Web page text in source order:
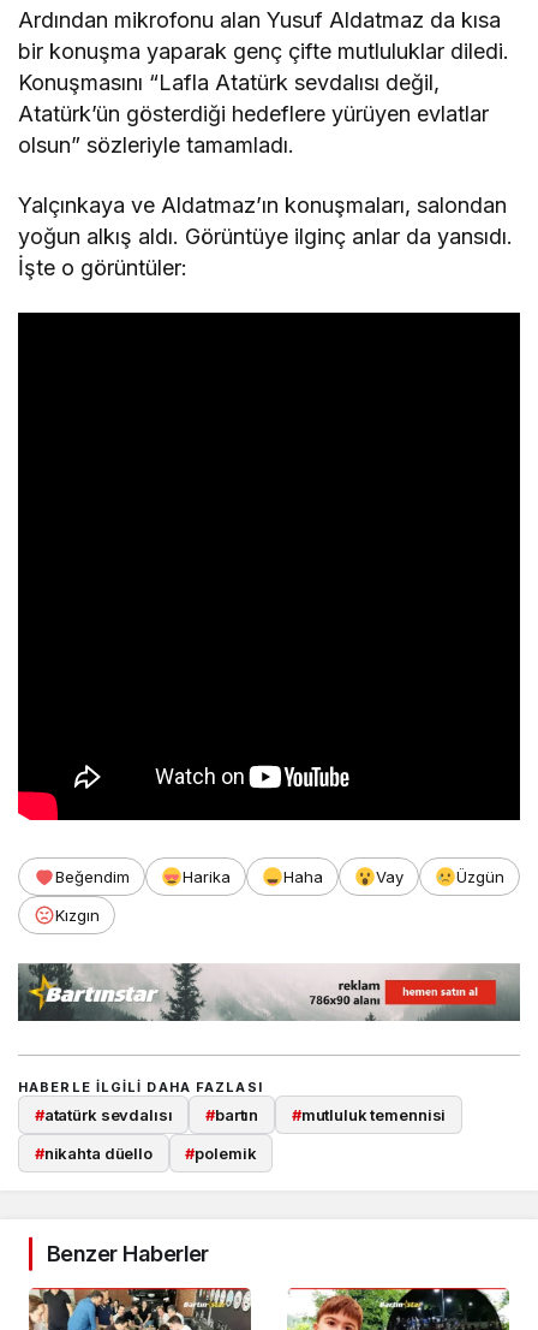
Ardından mikrofonu alan Yusuf Aldatmaz da kısa
bir konuşma yaparak genç çifte mutluluklar diledi.
Konuşmasını “Lafla Atatürk sevdalısı değil,
Atatürk’ün gösterdiği hedeflere yürüyen evlatlar
olsun” sözleriyle tamamladı.
Yalçınkaya ve Aldatmaz’ın konuşmaları, salondan
yoğun alkış aldı. Görüntüye ilginç anlar da yansıdı.
İşte o görüntüler:
Beğendim Harika Haha Vay
Üzgün
Kızgın
HABERLE ILGILI DAHA FAZLASI
#atatürk sevdalısı #bartın #mutluluk temennisi
#nikahta düello #polemik
Benzer Haberler